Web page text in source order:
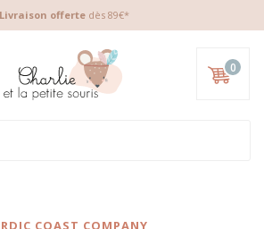
Livraison offerte dès 89€*
0
COAST COMPANY